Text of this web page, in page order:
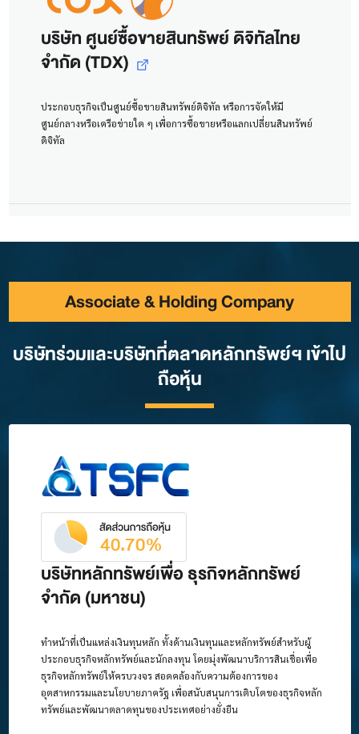
บริษัท ศูนย์ซื้อขายสินทรัพย์ ดิจิทัลไทย
จำกัด (TDX)
ประกอบธุรกิจเป็นศูนย์ซื้อขายสินทรัพย์ดิจิทัล หรือการจัดให้มี
ศูนย์กลางหรือเครือข่ายใด ๆ เพื่อการซื้อขายหรือแลกเปลี่ยนสินทรัพย์
ดิจิทัล
Associate & Holding Company
บริษัทร่วมและบริษัทที่ตลาดหลักทรัพย์ฯ เข้าไป
ถือหุ้น
บริษัทหลักทรัพย์เพื่อ ธุรกิจหลักทรัพย์
จำกัด (มหาชน)
ทำหน้าที่เป็นแหล่งเงินทุนหลัก ทั้งด้านเงินทุนและหลักทรัพย์สำหรับผู้
ประกอบธุรกิจหลักทรัพย์และนักลงทุน โดยมุ่งพัฒนาบริการสินเชื่อเพื่อ
ธุรกิจหลักทรัพย์ให้ครบวงจร สอดคล้องกับความต้องการของ
อุตสาหกรรมและนโยบายภาครัฐ เพื่อสนับสนุนการเติบโตของธุรกิจหลัก
ทรัพย์และพัฒนาตลาดทุนของประเทศอย่างยั่งยืน